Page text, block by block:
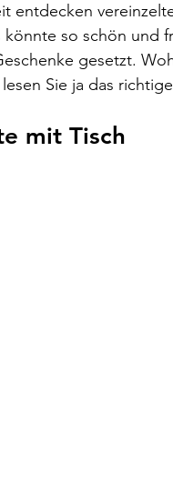
entdecken
könnte so schön und
gesetzt.
Sie ja das
mit Tisch